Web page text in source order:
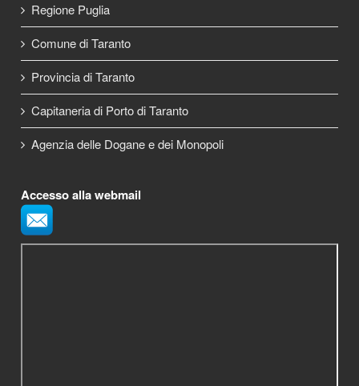
Regione Puglia
Comune di Taranto
Provincia di Taranto
Capitaneria di Porto di Taranto
Agenzia delle Dogane e dei Monopoli
Accesso alla webmail